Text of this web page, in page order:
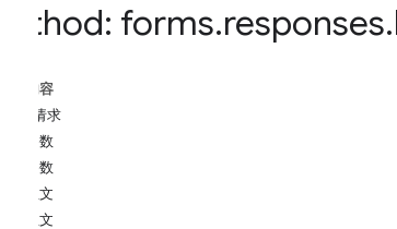
Method: forms.responses.
本页内容
HTTP 请求
路径参数
查询参数
请求正文
响应正文